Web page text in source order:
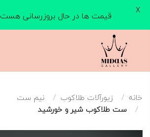
خانه زیورآلات طلاکوب
نیم ست
ست طلاکوب شیر و خورشید
قیمت ها در حال بروزرسانی هست X